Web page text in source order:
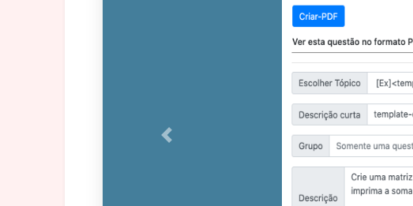
Previous